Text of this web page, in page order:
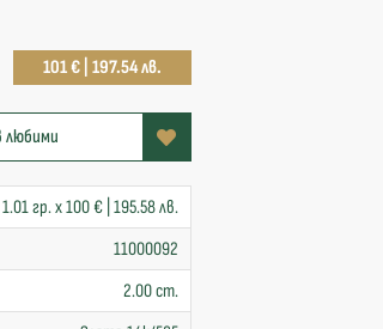
101 € | 197.54 лв.
любими
1.01 гр. x 100 € | 195.58 лв.
11000092
2.00 cm.